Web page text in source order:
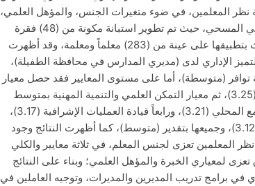
نظر المعلمين، في ضوء متغيرات الجنس، والمؤهل العلمي،
والخبرة، واتبع الباحث المنهج الوصفي المسحي، حيث تم تطوير استبانة مكونة من (48) فقرة
موزعة على خمسة معايير، قام الباحث بتطبيقها على عينة من (283) معلماً ومعلمة، وقد أظهرت
الإداري لدى (مديري المدارس في محافظة الطفيلة)،
كلي (3.19) بدرجة توافر (متوسطة)، أما على مستوى المعايير فقد حصل معيار
أخلاقيات المهنة على أعلى متوسط (3.25)، ثم معيار التمكن العلمي والتنمية المهنية بمتوسط
(3.24)، وجاء ثالثاً التواصل مع المجتمع المحلي (3.21)، ورابعاً قيادة العمليات الإشرافية (3.17)،
وأخيراً المبادرات الإبداعية بمتوسط (3.12)، وجميعها بتقدير (متوسط)، كما أظهرت النتائج وجود
المعلمين تعزى لجنس المعلم، في ثلاثة معايير والكلي
لمعياري الخبرة والمؤهل العلمي؛ وبناء على النتائج
في برامج تدريب المديرين والمديرات، وتوجيه العاملين في